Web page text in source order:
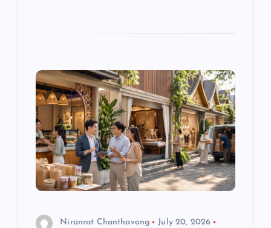
Niranrat Chanthavong
July 20, 2026